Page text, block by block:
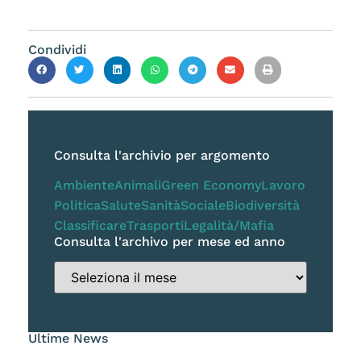
Condividi
Consulta l'archivio per argomento
AmbienteAnimaliGreen EconomyLavoro
PoliticaSaluteSanitàSocialeBiodiversità
ClassificareTrasportiLegalità/Mafia
Consulta l'archivo per mese ed anno
Ultime News